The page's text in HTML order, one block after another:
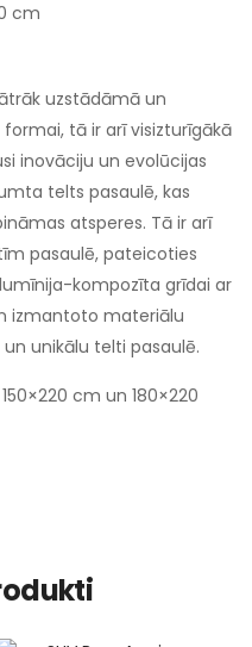
cm
uzstādāmā un
tā ir arī visizturīgākā
inovāciju un evolūcijas
telts pasaulē, kas
atsperes. Tā ir arī
pasaulē, pateicoties
kompozīta grīdai ar
izmantoto materiālu
unikālu telti pasaulē.
cm un 180×220